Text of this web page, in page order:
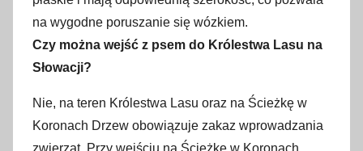
na wygodne poruszanie się wózkiem.
Czy można wejść z psem do Królestwa Lasu na
Słowacji?
Nie, na teren Królestwa Lasu oraz na Ścieżkę w
Koronach Drzew obowiązuje zakaz wprowadzania
zwierząt. Przy wejściu na Ścieżkę w Koronach